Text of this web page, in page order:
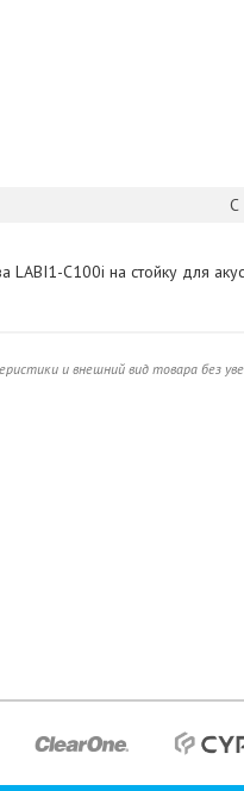
С
LABI1-C100i на стойку для
и внешний вид товара без